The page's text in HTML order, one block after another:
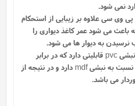
نمی شود.
وی سی علاوه بر زیبایی از استحکام
باعث می شود عمر کاغذ دیواری را
نرسیدن به دیوار ها می شود.
pvc قابلیتی دارد که در برابر
نسبت به نبشیmdf دارد و در نتیجه از
می باشد.